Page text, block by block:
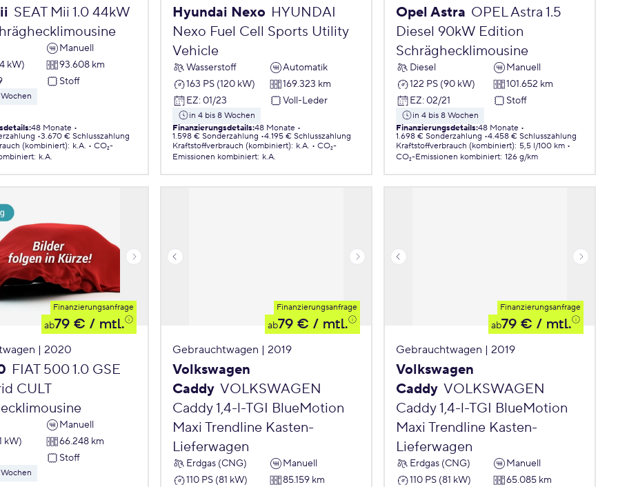
SEAT Mii 1.0 44kW
Manuell
kW)
93.608 km
Stoff
:48 Monate
3.670 € Schlusszahlung
(kombiniert): k.A.
CO₂-
: k.A.
Hyundai Nexo HYUNDAI
Nexo Fuel Cell Sports Utility
Vehicle
Wasserstoff
Automatik
163 PS (120 kW)
169.323 km
EZ: 01/23 Voll-Leder
in 4 bis 8 Wochen
Finanzierungsdetails:48 Monate
1.598 € Sonderzahlung 4.195 € Schlusszahlung
Kraftstoffverbrauch (kombiniert): k.A.
CO₂-
Emissionen kombiniert: k.A.
Opel Astra OPEL Astra 1.5
Diesel 90kW Edition
Schräghecklimousine
Diesel
Manuell
122 PS (90 kW)
101.652 km
EZ: 02/21 Stoff
in 4 bis 8 Wochen
Finanzierungsdetails:48 Monate
1.698 € Sonderzahlung 4.458 € Schlusszahlung
Kraftstoffverbrauch (kombiniert): 5,5 l/100 km
CO₂-Emissionen kombiniert: 126 g/km
Finanzierungsanfrage
ab79 € / mtl.
| 2020
FIAT 500 1.0 GSE
CULT
Manuell
kW)
66.248 km
Stoff
Finanzierungsanfrage
ab79 € / mtl.
Gebrauchtwagen | 2019
Volkswagen
Caddy VOLKSWAGEN
Caddy 1,4-l-TGI BlueMotion
Maxi Trendline Kasten-
Lieferwagen
Erdgas (CNG)
Manuell
110 PS (81 kW)
85.159 km
Finanzierungsanfrage
ab79 € / mtl.
Gebrauchtwagen | 2019
Volkswagen
Caddy VOLKSWAGEN
Caddy 1,4-l-TGI BlueMotion
Maxi Trendline Kasten-
Lieferwagen
Erdgas (CNG)
Manuell
110 PS (81 kW)
65.085 km